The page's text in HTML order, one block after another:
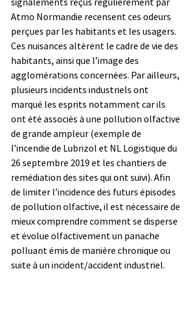
Atmo Normandie recensent ces odeurs
perçues par les habitants et les usagers.
Ces nuisances altèrent le cadre de vie des
habitants, ainsi que l’image des
agglomérations concernées. Par ailleurs,
plusieurs incidents industriels ont
marqué les esprits notamment car ils
ont été associés à une pollution olfactive
de grande ampleur (exemple de
l’incendie de Lubrizol et NL Logistique du
26 septembre 2019 et les chantiers de
remédiation des sites qui ont suivi). Afin
de limiter l’incidence des futurs épisodes
de pollution olfactive, il est nécessaire de
mieux comprendre comment se disperse
et évolue olfactivement un panache
polluant émis de manière chronique ou
suite à un incident/accident industriel.